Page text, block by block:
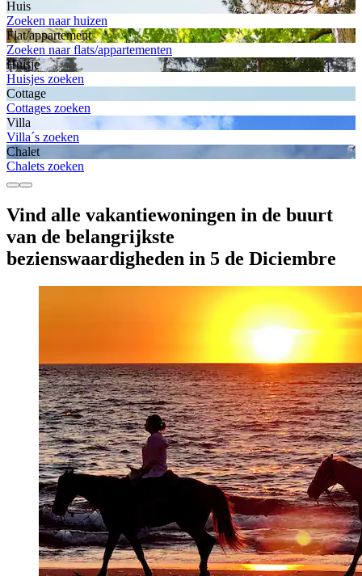
Huis
Zoeken naar huizen
Flat/appartement
Zoeken naar flats/appartementen
Huisje
Huisjes zoeken
Cottage
Cottages zoeken
Villa
Villa´s zoeken
Chalet
Chalets zoeken
Vind alle vakantiewoningen in de buurt
van de belangrijkste
bezienswaardigheden in 5 de Diciembre